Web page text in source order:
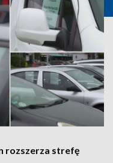
rozszerza strefę